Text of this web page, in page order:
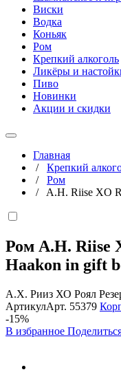
Виски
Водка
Коньяк
Ром
Крепкий алкоголь
Ликёры и
Пиво
Новинки
Акции и скидки
Главная
/ Крепкий
/ Ром
/ A.H. Riise XO
Ром A.H. Riise
Haakon in gift
А.Х. Рииз ХО Роял
АртикулАрт. 55379
-15%
В избранное